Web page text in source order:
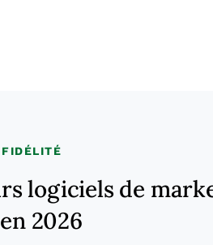
logiciels de
2026